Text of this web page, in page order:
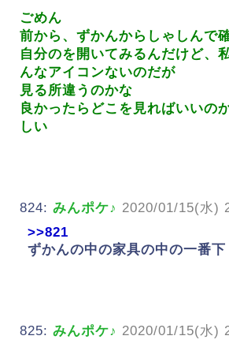
ごめん
前から、ずかんからしゃしんで
自分のを開いてみるんだけど、
んなアイコンないのだが
見る所違うのかな
良かったらどこを見ればいいの
しい
824: みんポケ♪ 2020/01/15(水)
>>821
ずかんの中の家具の中の一番下
825: みんポケ♪ 2020/01/15(水)